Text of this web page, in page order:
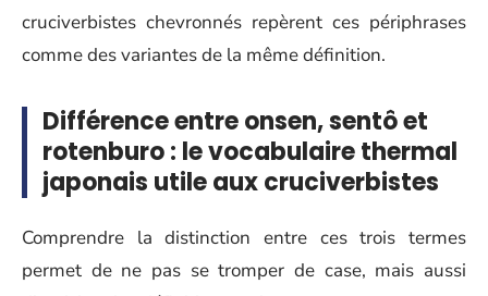
cruciverbistes chevronnés repèrent ces périphrases
comme des variantes de la même définition.
Différence entre onsen, sentô et
rotenburo : le vocabulaire thermal
japonais utile aux cruciverbistes
Comprendre la distinction entre ces trois termes
permet de ne pas se tromper de case, mais aussi